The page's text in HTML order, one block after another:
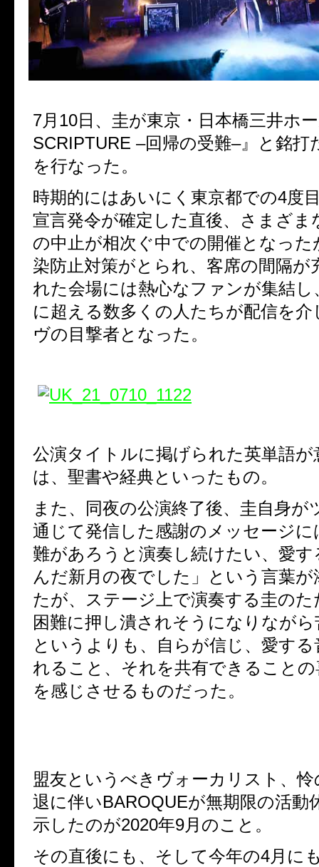
7月 10日、圭が東京・日本橋三井ホ
SCRIPTURE –回帰の受難–』と銘打
を行なった。
時期的にはあいにく東京都での4度
宣言発令が確定した直後、さまざま
の中止が相次ぐ中での開催となった
染防止対策がとられ、客席の間隔が
れた会場には熱心なファンが集結
に超える数多くの人たちが配信を
ヴの目撃者となった。
公演タイトルに掲げられた英単語が
は、聖書や経典といったもの。
また、同夜の公演終了後、圭自身が
通じて発信した感謝のメッセージ
難があろうと演奏し続けたい、愛
んだ新月の夜でした」という言葉
たが、ステージ上で演奏する圭の
困難に押し潰されそうになりなが
というよりも、自らが信じ、愛す
れること、それを共有できること
を感じさせるものだった。
盟友というべきヴォーカリスト、怜
退に伴いBAROQUEが無期限の活動
示したのが2020年9月のこと。
その直後にも、そして今年の4月に